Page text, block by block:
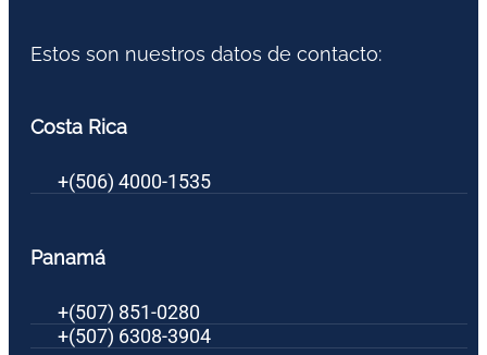
Estos son nuestros datos de contacto:
Costa Rica
+(506) 4000-1535
Panamá
+(507) 851-0280
+(507) 6308-3904